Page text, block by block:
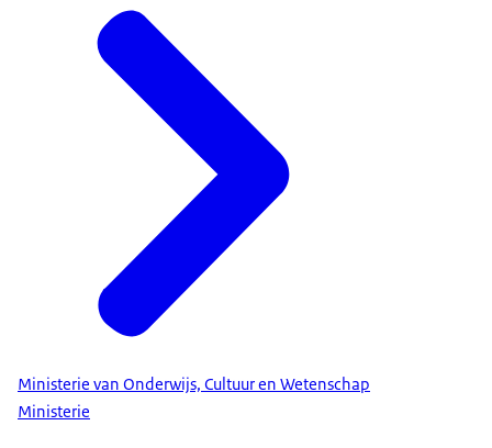
Ministerie van Onderwijs, Cultuur en Wetenschap
Ministerie